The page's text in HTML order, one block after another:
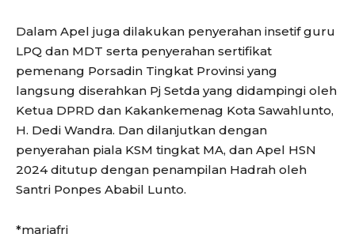
Dalam Apel juga dilakukan penyerahan insetif guru
LPQ dan MDT serta penyerahan sertifikat
pemenang Porsadin Tingkat Provinsi yang
langsung diserahkan Pj Setda yang didampingi oleh
Ketua DPRD dan Kakankemenag Kota Sawahlunto,
H. Dedi Wandra. Dan dilanjutkan dengan
penyerahan piala KSM tingkat MA, dan Apel HSN
2024 ditutup dengan penampilan Hadrah oleh
Santri Ponpes Ababil Lunto.
*marjafri